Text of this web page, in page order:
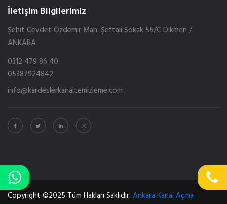
İletişim Bilgilerimiz
Şehit Cevdet Özdemir Mah. Şeftali Sokak 55/C Dikmen /
ANKARA
0312 479 86 40
05387924842
info@kardeslerkanaltemizleme.com
Copyright ©2025 Tüm Hakları Saklıdır. Ankara Kanal Açma